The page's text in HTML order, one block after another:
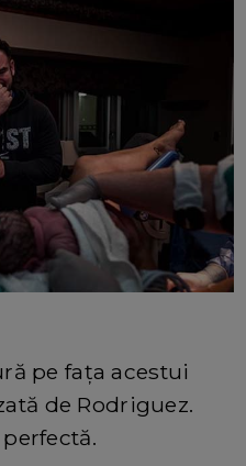
pe fața acestui
de Rodriguez.